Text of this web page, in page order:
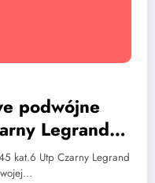
podwójne
Legrand
kat.6 Utp Czarny Legrand